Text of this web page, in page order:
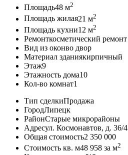
Площадь48 м2
Площадь жилая21 м2
Площадь кухни12 м2
Ремонткосметический ремонт
Вид из оконво двор
Материал зданиякирпичный
Этаж9
Этажность дома10
Кол-во комнат1
Тип сделкиПродажа
ГородЛипецк
РайонСтарые микрорайоны
Адресул. Космонавтов, д. 36/4
Общая стоимость2 350 000
Стоимость кв. м48 958 за м2